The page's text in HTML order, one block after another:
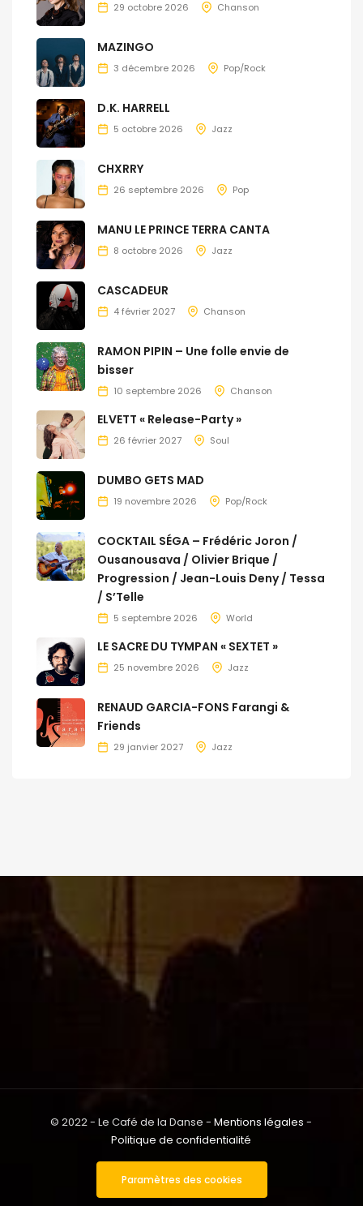
29 octobre 2026 Chanson
MAZINGO
3 décembre 2026 Pop/Rock
D.K. HARRELL
5 octobre 2026 Jazz
CHXRRY
26 septembre 2026 Pop
MANU LE PRINCE TERRA CANTA
8 octobre 2026 Jazz
CASCADEUR
4 février 2027 Chanson
RAMON PIPIN – Une folle envie de
bisser
10 septembre 2026 Chanson
ELVETT « Release-Party »
26 février 2027 Soul
DUMBO GETS MAD
19 novembre 2026 Pop/Rock
COCKTAIL SÉGA – Frédéric Joron /
Ousanousava / Olivier Brique /
Progression / Jean-Louis Deny / Tessa
/ S’Telle
5 septembre 2026 World
LE SACRE DU TYMPAN « SEXTET »
25 novembre 2026 Jazz
RENAUD GARCIA-FONS Farangi &
Friends
29 janvier 2027 Jazz
© 2022 - Le Café de la Danse -Mentions légales -
Politique de confidentialité
Paramètres des cookies